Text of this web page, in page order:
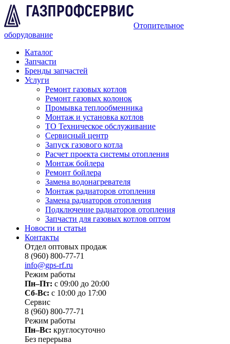
Отопительное
оборудование
Каталог
Запчасти
Бренды запчастей
Услуги
Ремонт газовых котлов
Ремонт газовых колонок
Промывка теплообменника
Монтаж и установка котлов
ТО Техническое обслуживание
Сервисный центр
Запуск газового котла
Расчет проекта системы отопления
Монтаж бойлера
Ремонт бойлера
Замена водонагревателя
Монтаж радиаторов отопления
Замена радиаторов отопления
Подключение радиаторов отопления
Запчасти для газовых котлов оптом
Новости и статьи
Контакты
Отдел оптовых продаж
8 (960) 800-77-71
info@gps-rf.ru
Режим работы
Пн–Пт: с 09:00 до 20:00
Сб-Вс: c 10:00 до 17:00
Сервис
8 (960) 800-77-71
Режим работы
Пн–Вс: круглосуточно
Без перерыва